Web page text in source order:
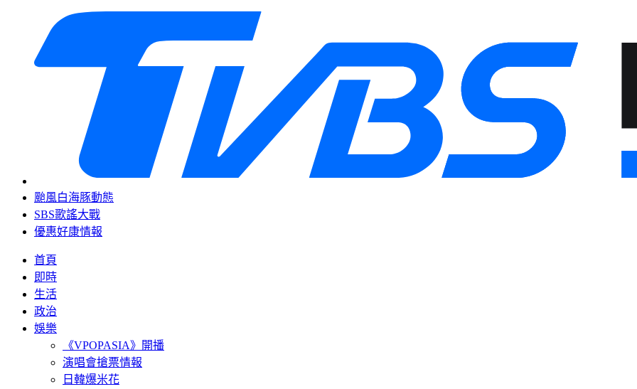
颱風白海豚動態
SBS歌謠大戰
優惠好康情報
首頁
即時
生活
政治
娛樂
《VPOPASIA》開播
演唱會搶票情報
日韓爆米花